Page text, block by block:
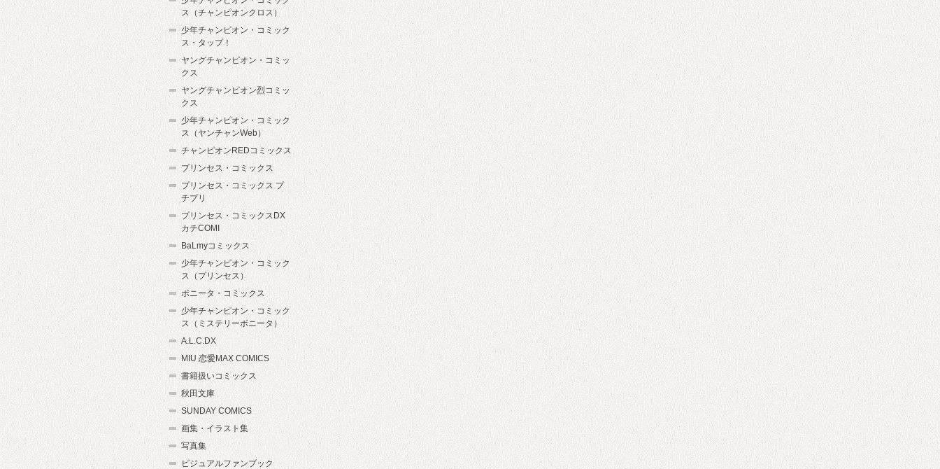
ス（チャンピオンクロス）
少年チャンピオン・コミック
ス・タップ！
ヤングチャンピオン・コミッ
クス
ヤングチャンピオン烈コミッ
クス
少年チャンピオン・コミック
ス（ヤンチャンWeb）
チャンピオンREDコミックス
プリンセス・コミックス
プリンセス・コミックス プ
チプリ
プリンセス・コミックスDX
カチCOMI
BaLmyコミックス
少年チャンピオン・コミック
ス（プリンセス）
ボニータ・コミックス
少年チャンピオン・コミック
ス（ミステリーボニータ）
A.L.C.DX
MIU 恋愛MAX COMICS
書籍扱いコミックス
秋田文庫
SUNDAY COMICS
画集・イラスト集
写真集
ビジュアルファンブック